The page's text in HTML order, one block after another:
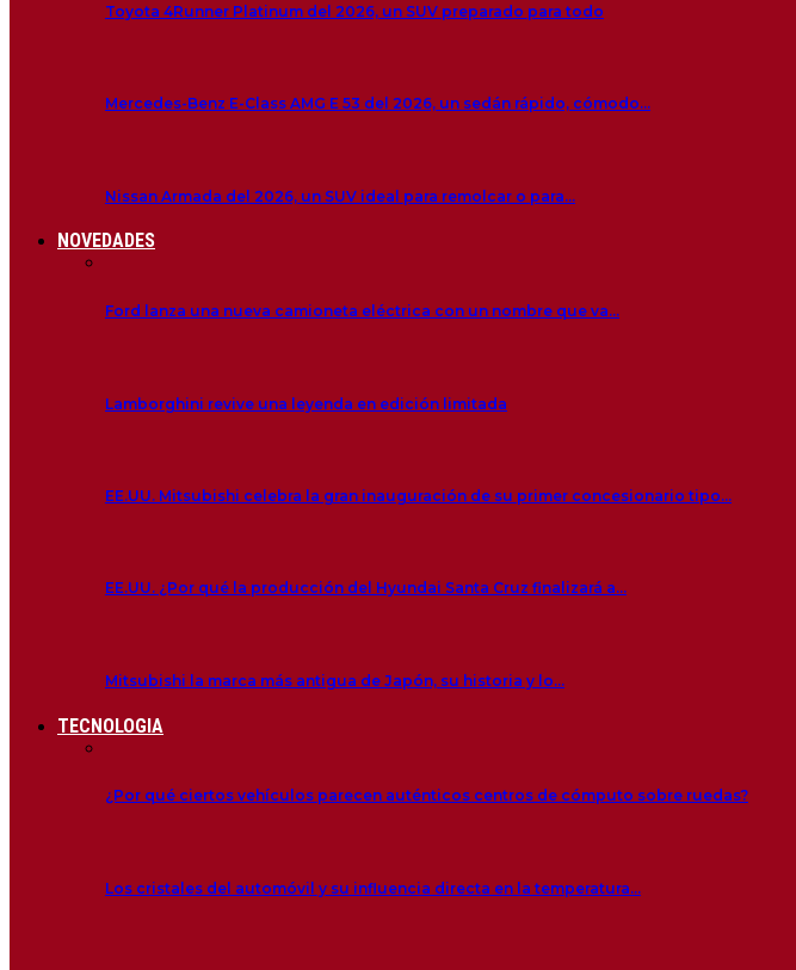
Toyota 4Runner Platinum del 2026, un SUV preparado para todo
Mercedes-Benz E-Class AMG E 53 del 2026, un sedán rápido, cómodo…
Nissan Armada del 2026, un SUV ideal para remolcar o para…
NOVEDADES
Ford lanza una nueva camioneta eléctrica con un nombre que va…
Lamborghini revive una leyenda en edición limitada
EE.UU. Mitsubishi celebra la gran inauguración de su primer concesionario tipo…
EE.UU. ¿Por qué la producción del Hyundai Santa Cruz finalizará a…
Mitsubishi la marca más antigua de Japón, su historia y lo…
TECNOLOGIA
¿Por qué ciertos vehículos parecen auténticos centros de cómputo sobre ruedas?
Los cristales del automóvil y su influencia directa en la temperatura…